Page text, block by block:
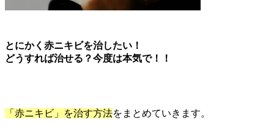
とにかく赤ニキビを治したい！
どうすれば治せる？今度は本気で！！
「赤ニキビ」を治す方法をまとめていきます。